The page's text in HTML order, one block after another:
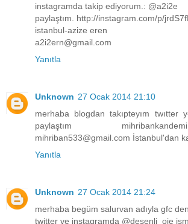
instagramda takip ediyorum.: @a2i2e
paylaştım. http://instagram.com/p/
istanbul-azize eren
a2i2ern@gmail.com
Yanıtla
Unknown 27 Ocak 2014 21:10
merhaba blogdan takıpteyım twıtter
paylaştım
mihriban533@gmail.com İstanbul'dan
Yanıtla
Unknown 27 Ocak 2014 21:24
merhaba begüm salurvan adıyla gfc
twitter ve instagramda @desenli_oje